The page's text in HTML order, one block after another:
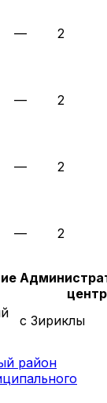
— 2
— 2
— 2
— 2
центр
с Зириклы
район